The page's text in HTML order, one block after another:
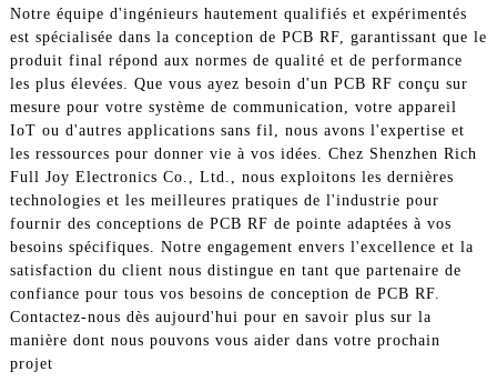
Notre équipe d'ingénieurs hautement qualifiés et expérimentés
est spécialisée dans la conception de PCB RF, garantissant que le
produit final répond aux normes de qualité et de performance
les plus élevées. Que vous ayez besoin d'un PCB RF conçu sur
mesure pour votre système de communication, votre appareil
IoT ou d'autres applications sans fil, nous avons l'expertise et
les ressources pour donner vie à vos idées. Chez Shenzhen Rich
Full Joy Electronics Co., Ltd., nous exploitons les dernières
technologies et les meilleures pratiques de l'industrie pour
fournir des conceptions de PCB RF de pointe adaptées à vos
besoins spécifiques. Notre engagement envers l'excellence et la
satisfaction du client nous distingue en tant que partenaire de
confiance pour tous vos besoins de conception de PCB RF.
Contactez-nous dès aujourd'hui pour en savoir plus sur la
manière dont nous pouvons vous aider dans votre prochain
projet